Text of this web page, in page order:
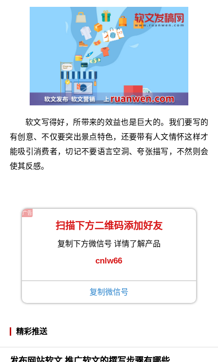
软文写得好，所带来的效益也是巨大的。我们要写的
有创意、不仅要突出景点特色，还要带有人文情怀这样才
能吸引消费者，切记不要语言空洞、夸张描写，不然则会
使其反感。
广告
扫描下方二维码添加好友
复制下方微信号 详情了解产品
cnlw66
复制微信号
精彩推送